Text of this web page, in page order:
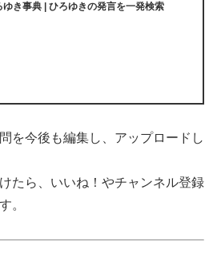
ゆき事典 | ひろゆきの発言を一発検索
を今後も編集し、アップロードし
たら、いいね！やチャンネル登録
。